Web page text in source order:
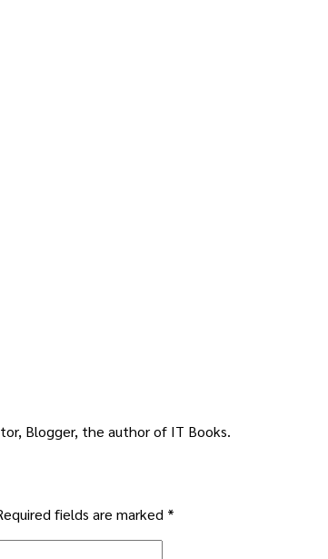
Blogger, the author of IT Books.
fields are marked *